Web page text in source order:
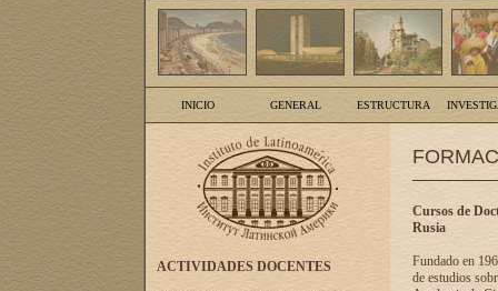
INICIO GENERAL ESTRUCTURA
ACTIVIDADES DOCENTES
Cursos de
Rusia
Fundado en
de estudios